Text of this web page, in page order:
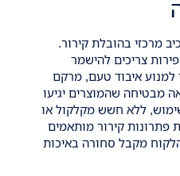
מרכזי בהובלת קירור.
צריכים להישמר
למנוע איבוד טעם, מרקם
מבטיחה שהמוצרים יגיעו
ללא חשש מקלקול או
פתרונות קירור מותאמים
מקבל סחורה באיכות